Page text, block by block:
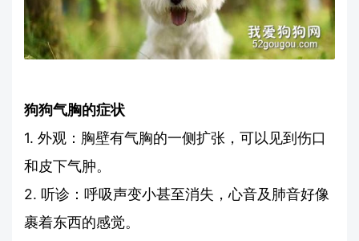
狗狗气胸的症状
1. 外观：胸壁有气胸的一侧扩张，可以见到伤口
和皮下气肿。
2. 听诊：呼吸声变小甚至消失，心音及肺音好像
裹着东西的感觉。